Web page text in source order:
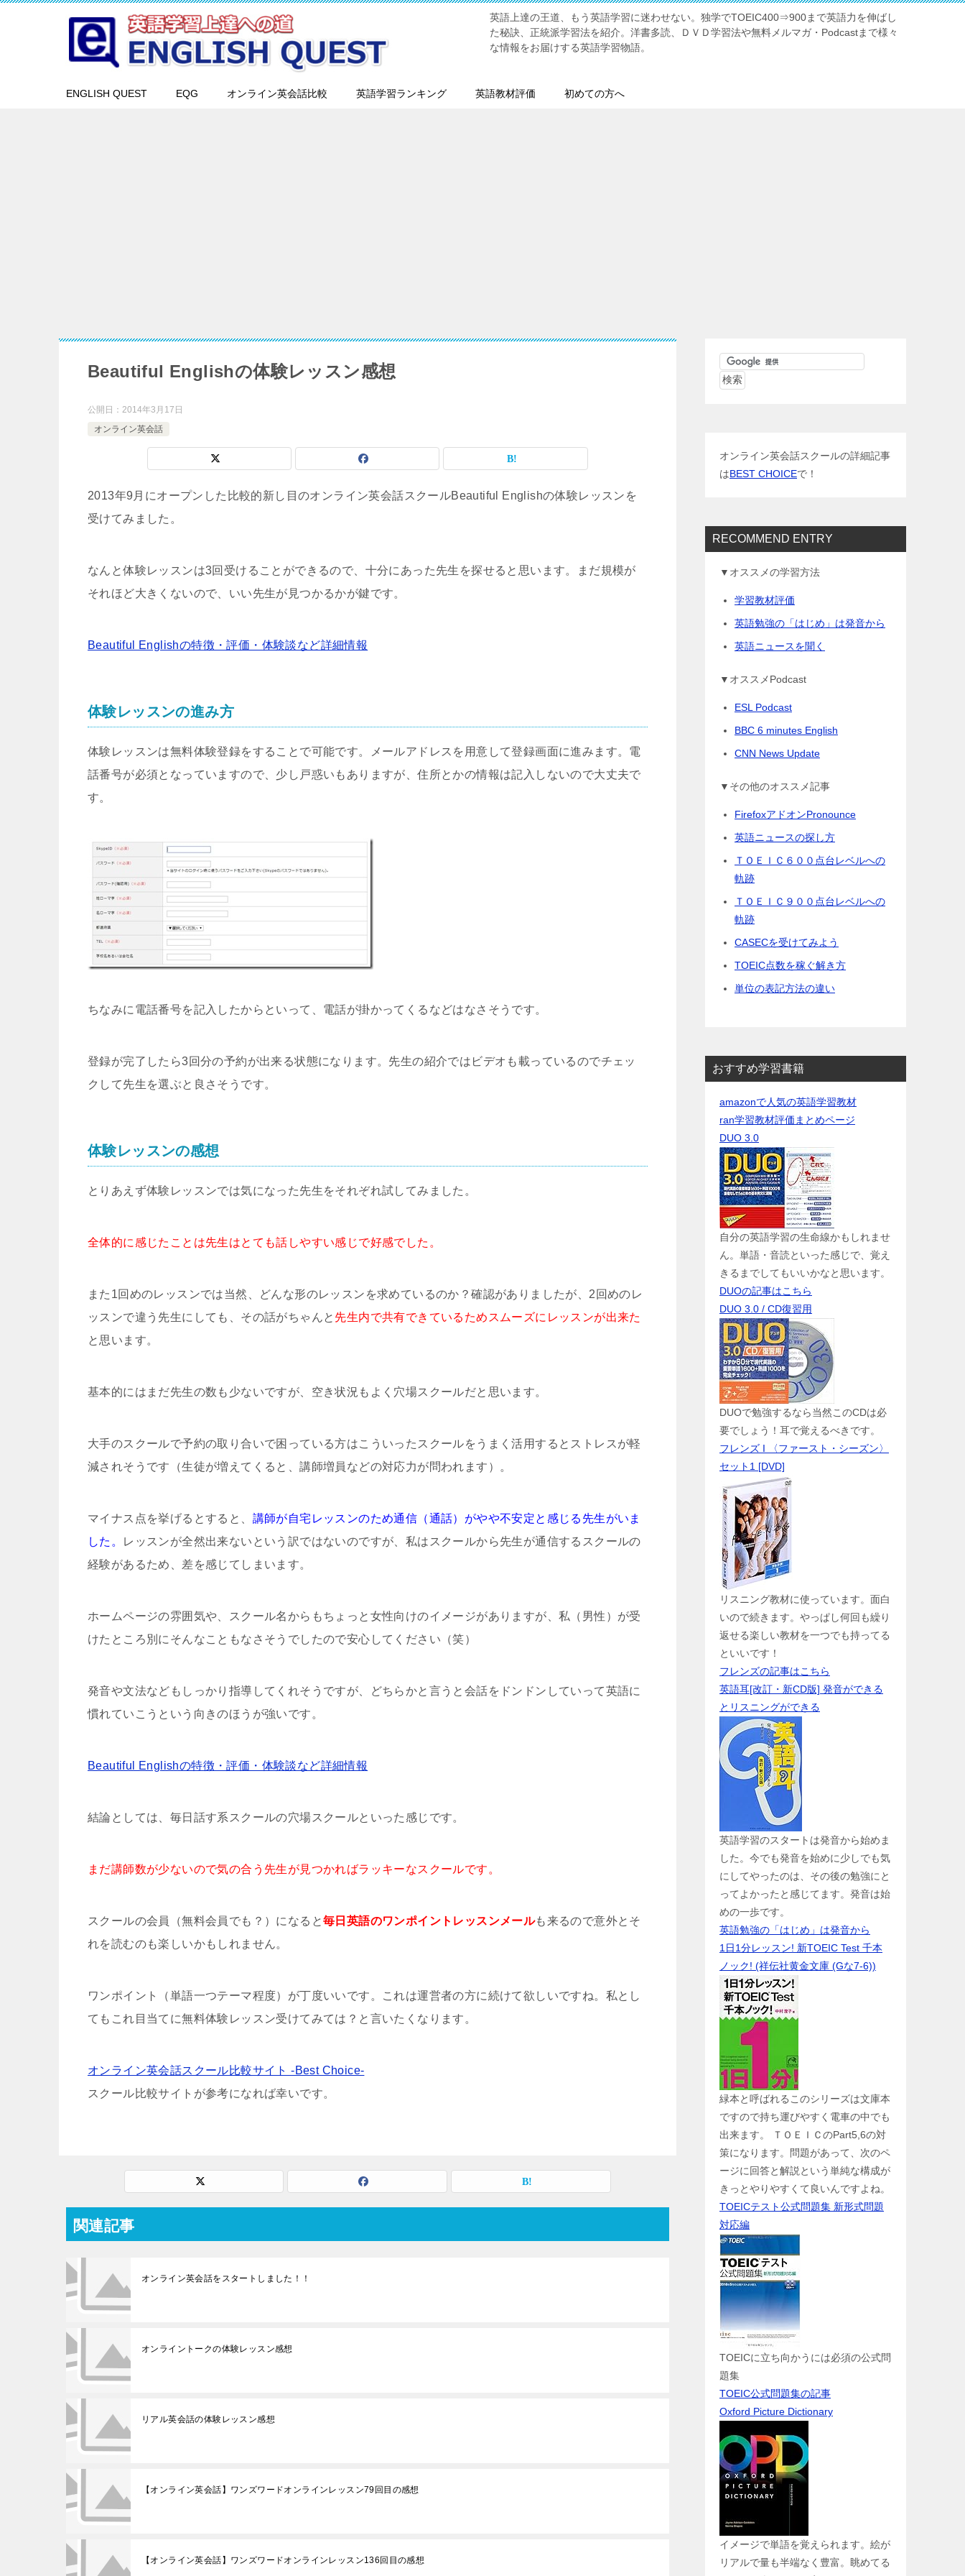
英語上達の王道、もう英語学習に迷わせない。独学でTOEIC400⇒900まで英語力を伸ばし
た秘訣、正統派学習法を紹介。洋書多読、ＤＶＤ学習法や無料メルマガ・Podcastまで様々
な情報をお届けする英語学習物語。
ENGLISH QUEST EQG オンライン英会話比較 英語学習ランキング 英語教材評価 初めての方へ
Beautiful Englishの体験レッスン感想
公開日： 2014年3月17日
オンライン英会話
2013年9月にオープンした比較的新し目のオンライン英会話スクールBeautiful Englishの体験レッスンを
受けてみました。
なんと体験レッスンは3回受けることができるので、十分にあった先生を探せると思います。まだ規模が
それほど大きくないので、いい先生が見つかるかが鍵です。
Beautiful Englishの特徴・評価・体験談など詳細情報
体験レッスンの進み方
体験レッスンは無料体験登録をすることで可能です。メールアドレスを用意して登録画面に進みます。電
話番号が必須となっていますので、少し戸惑いもありますが、住所とかの情報は記入しないので大丈夫で
す。
ちなみに電話番号を記入したからといって、電話が掛かってくるなどはなさそうです。
登録が完了したら3回分の予約が出来る状態になります。先生の紹介ではビデオも載っているのでチェッ
クして先生を選ぶと良さそうです。
体験レッスンの感想
とりあえず体験レッスンでは気になった先生をそれぞれ試してみました。
全体的に感じたことは先生はとても話しやすい感じで好感でした。
また1回めのレッスンでは当然、どんな形のレッスンを求めているのか？確認がありましたが、2回めのレ
ッスンで違う先生にしても、その話がちゃんと 先生内で共有できているためスムーズにレッスンが出来た
と思います。
基本的にはまだ先生の数も少ないですが、空き状況もよく穴場スクールだと思います。
大手のスクールで予約の取り合いで困っている方はこういったスクールをうまく活用するとストレスが軽
減されそうです（生徒が増えてくると、講師増員などの対応力が問われます）。
マイナス点を挙げるとすると、 講師が自宅レッスンのため通信（通話）がやや不安定と感じる先生がいま
した。
レッスンが全然出来ないという訳ではないのですが、私はスクールから先生が通信するスクールの
経験があるため、差を感じてしまいます。
ホームページの雰囲気や、スクール名からもちょっと女性向けのイメージがありますが、私（男性）が受
けたところ別にそんなこともなさそうでしたので安心してください（笑）
発音や文法などもしっかり指導してくれそうですが、どちらかと言うと会話をドンドンしていって英語に
慣れていこうという向きのほうが強いです。
Beautiful Englishの特徴・評価・体験談など詳細情報
結論としては、毎日話す系スクールの穴場スクールといった感じです。
まだ講師数が少ないので気の合う先生が見つかればラッキーなスクールです。
スクールの会員（無料会員でも？）になると毎日英語のワンポイントレッスンメールも来るので意外とそ
れを読むのも楽しいかもしれません。
ワンポイント（単語一つテーマ程度）が丁度いいです。これは運営者の方に続けて欲しいですね。私とし
てもこれ目当てに無料体験レッスン受けてみては？と言いたくなります。
オンライン英会話スクール比較サイト -Best Choice-
スクール比較サイトが参考になれば幸いです。
関連記事
オンライン英会話をスタートしました！！
オンライントークの体験レッスン感想
リアル英会話の体験レッスン感想
【オンライン英会話】ワンズワードオンラインレッスン79回目の感想
【オンライン英会話】ワンズワードオンラインレッスン136回目の感想
オンライン英会話スクールの詳細記事
はBEST CHOICEで！
RECOMMEND ENTRY
▼オススメの学習方法
学習教材評価
英語勉強の「はじめ」は発音から
英語ニュースを聞く
▼オススメPodcast
ESL Podcast
BBC 6 minutes English
CNN News Update
▼その他のオススメ記事
FirefoxアドオンPronounce
英語ニュースの探し方
ＴＯＥＩＣ６００点台レベルへの
軌跡
ＴＯＥＩＣ９００点台レベルへの
軌跡
CASECを受けてみよう
TOEIC点数を稼ぐ解き方
単位の表記方法の違い
おすすめ学習書籍
amazonで人気の英語学習教材
ran学習教材評価まとめページ
DUO 3.0
自分の英語学習の生命線かもしれませ
ん。単語・音読といった感じで、覚え
きるまでしてもいいかなと思います。
DUOの記事はこちら
DUO 3.0 / CD復習用
DUOで勉強するなら当然このCDは必
要でしょう！耳で覚えるべきです。
フレンズ I 〈ファースト・シーズン〉
セット1 [DVD]
リスニング教材に使っています。面白
いので続きます。やっぱし何回も繰り
返せる楽しい教材を一つでも持ってる
といいです！
フレンズの記事はこちら
英語耳[改訂・新CD版] 発音ができる
とリスニングができる
英語学習のスタートは発音から始めま
した。今でも発音を始めに少しでも気
にしてやったのは、その後の勉強にと
ってよかったと感じてます。発音は始
めの一歩です。
英語勉強の「はじめ」は発音から
1日1分レッスン! 新TOEIC Test 千本
ノック! (祥伝社黄金文庫 (Gな7-6))
緑本と呼ばれるこのシリーズは文庫本
ですので持ち運びやすく電車の中でも
出来ます。 ＴＯＥＩＣのPart5,6の対
策になります。問題があって、次のペ
ージに回答と解説という単純な構成が
きっとやりやすくて良いんですよね。
TOEICテスト公式問題集 新形式問題
対応編
TOEICに立ち向かうには必須の公式問
題集
TOEIC公式問題集の記事
Oxford Picture Dictionary
イメージで単語を覚えられます。絵が
リアルで量も半端なく豊富。眺めてる